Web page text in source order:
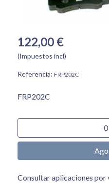
122,00 €
(Impuestos incl)
Referencia: FRP202C
FRP202C
Consultar aplicaciones por